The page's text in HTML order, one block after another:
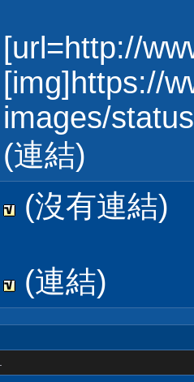
[url=http://
[img]https://
images/
(連結)
(沒有連結)
(連結)